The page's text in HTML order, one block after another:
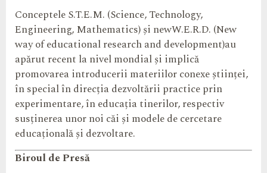
Conceptele S.T.E.M. (Science, Technology,
Engineering, Mathematics) și newW.E.R.D. (New
way of educational research and development)au
apărut recent la nivel mondial și implică
promovarea introducerii materiilor conexe științei,
în special în direcția dezvoltării practice prin
experimentare, în educația tinerilor, respectiv
susținerea unor noi căi și modele de cercetare
educațională și dezvoltare.
Biroul de Presă